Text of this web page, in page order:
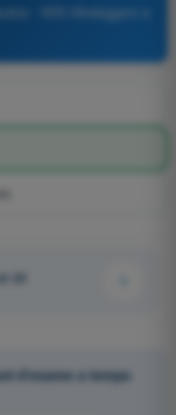
- VDS Ultraleggero a
25
d'esame a tempo